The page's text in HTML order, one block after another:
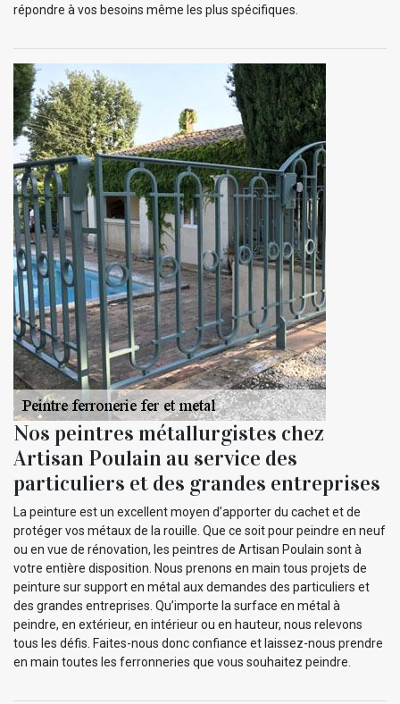
répondre à vos besoins même les plus spécifiques.
Nos peintres métallurgistes chez
Artisan Poulain au service des
particuliers et des grandes entreprises
La peinture est un excellent moyen d’apporter du cachet et de
protéger vos métaux de la rouille. Que ce soit pour peindre en neuf
ou en vue de rénovation, les peintres de Artisan Poulain sont à
votre entière disposition. Nous prenons en main tous projets de
peinture sur support en métal aux demandes des particuliers et
des grandes entreprises. Qu’importe la surface en métal à
peindre, en extérieur, en intérieur ou en hauteur, nous relevons
tous les défis. Faites-nous donc confiance et laissez-nous prendre
en main toutes les ferronneries que vous souhaitez peindre.